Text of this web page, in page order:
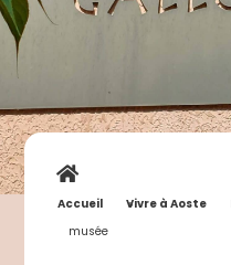
Accueil »
Vivre à Aoste
musée